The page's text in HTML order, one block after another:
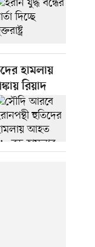
হামলায়
রিয়াদ